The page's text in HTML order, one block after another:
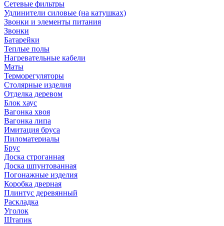
Сетевые фильтры
Удлинители силовые (на катушках)
Звонки и элементы питания
Звонки
Батарейки
Теплые полы
Нагревательные кабели
Маты
Терморегуляторы
Столярные изделия
Отделка деревом
Блок хаус
Вагонка хвоя
Вагонка липа
Имитация бруса
Пиломатериалы
Брус
Доска строганная
Доска шпунтованная
Погонажные изделия
Коробка дверная
Плинтус деревянный
Раскладка
Уголок
Штапик